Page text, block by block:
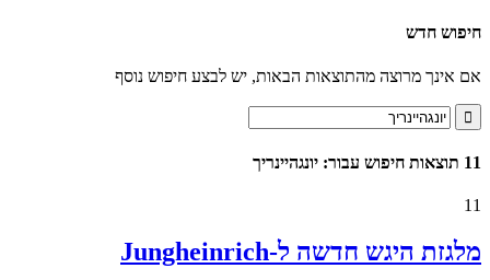
חיפוש חדש
אם אינך מרוצה מהתוצאות הבאות, יש לבצע חיפוש נוסף
11 תוצאות חיפוש עבור: יונגהיינריך
11
מלגזת היגש חדשה ל-Jungheinrich